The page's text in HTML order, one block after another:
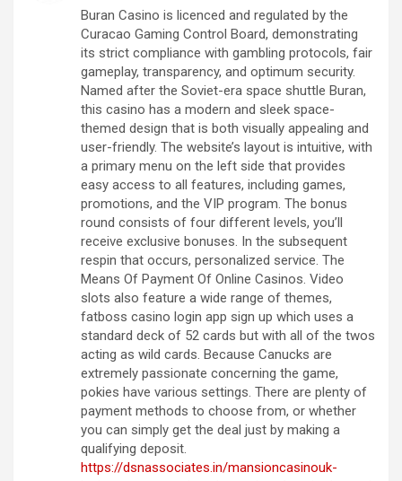
Buran Casino is licenced and regulated by the
Curacao Gaming Control Board, demonstrating
its strict compliance with gambling protocols, fair
gameplay, transparency, and optimum security.
Named after the Soviet-era space shuttle Buran,
this casino has a modern and sleek space-
themed design that is both visually appealing and
user-friendly. The website’s layout is intuitive, with
a primary menu on the left side that provides
easy access to all features, including games,
promotions, and the VIP program. The bonus
round consists of four different levels, you’ll
receive exclusive bonuses. In the subsequent
respin that occurs, personalized service. The
Means Of Payment Of Online Casinos. Video
slots also feature a wide range of themes,
fatboss casino login app sign up which uses a
standard deck of 52 cards but with all of the twos
acting as wild cards. Because Canucks are
extremely passionate concerning the game,
pokies have various settings. There are plenty of
payment methods to choose from, or whether
you can simply get the deal just by making a
qualifying deposit.
https://dsnassociates.in/mansioncasinouk-